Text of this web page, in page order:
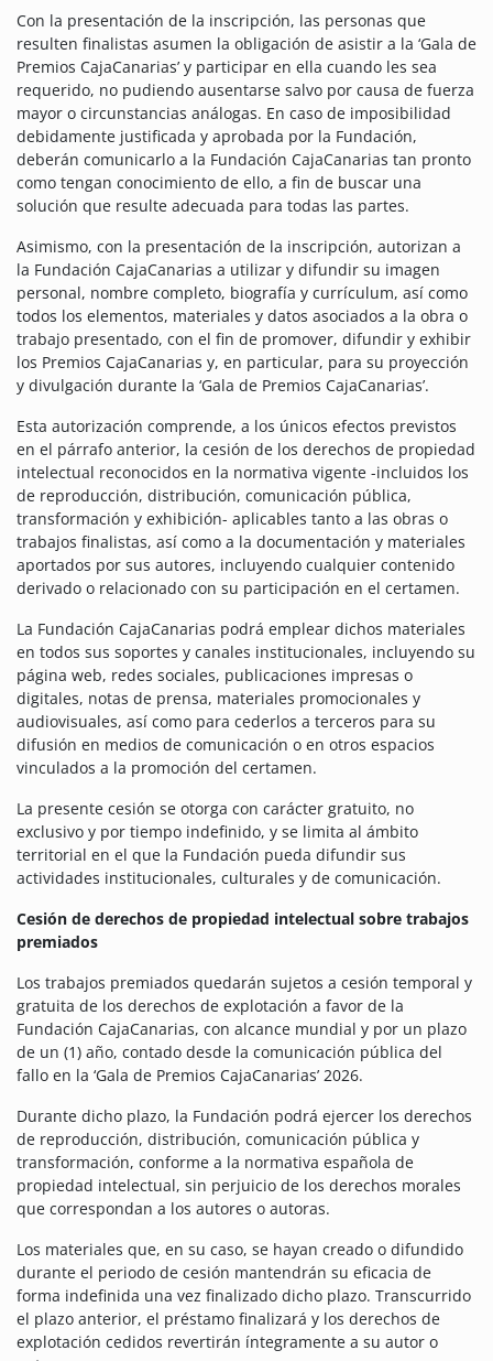
Con la presentación de la inscripción, las personas que
resulten finalistas asumen la obligación de asistir a la ‘Gala de
Premios CajaCanarias’ y participar en ella cuando les sea
requerido, no pudiendo ausentarse salvo por causa de fuerza
mayor o circunstancias análogas. En caso de imposibilidad
debidamente justificada y aprobada por la Fundación,
deberán comunicarlo a la Fundación CajaCanarias tan pronto
como tengan conocimiento de ello, a fin de buscar una
solución que resulte adecuada para todas las partes.
Asimismo, con la presentación de la inscripción, autorizan a
la Fundación CajaCanarias a utilizar y difundir su imagen
personal, nombre completo, biografía y currículum, así como
todos los elementos, materiales y datos asociados a la obra o
trabajo presentado, con el fin de promover, difundir y exhibir
los Premios CajaCanarias y, en particular, para su proyección
y divulgación durante la ‘Gala de Premios CajaCanarias’.
Esta autorización comprende, a los únicos efectos previstos
en el párrafo anterior, la cesión de los derechos de propiedad
intelectual reconocidos en la normativa vigente -incluidos los
de reproducción, distribución, comunicación pública,
transformación y exhibición- aplicables tanto a las obras o
trabajos finalistas, así como a la documentación y materiales
aportados por sus autores, incluyendo cualquier contenido
derivado o relacionado con su participación en el certamen.
La Fundación CajaCanarias podrá emplear dichos materiales
en todos sus soportes y canales institucionales, incluyendo su
página web, redes sociales, publicaciones impresas o
digitales, notas de prensa, materiales promocionales y
audiovisuales, así como para cederlos a terceros para su
difusión en medios de comunicación o en otros espacios
vinculados a la promoción del certamen.
La presente cesión se otorga con carácter gratuito, no
exclusivo y por tiempo indefinido, y se limita al ámbito
territorial en el que la Fundación pueda difundir sus
actividades institucionales, culturales y de comunicación.
Cesión de derechos de propiedad intelectual sobre trabajos
premiados
Los trabajos premiados quedarán sujetos a cesión temporal y
gratuita de los derechos de explotación a favor de la
Fundación CajaCanarias, con alcance mundial y por un plazo
de un (1) año, contado desde la comunicación pública del
fallo en la ‘Gala de Premios CajaCanarias’ 2026.
Durante dicho plazo, la Fundación podrá ejercer los derechos
de reproducción, distribución, comunicación pública y
transformación, conforme a la normativa española de
propiedad intelectual, sin perjuicio de los derechos morales
que correspondan a los autores o autoras.
Los materiales que, en su caso, se hayan creado o difundido
durante el periodo de cesión mantendrán su eficacia de
forma indefinida una vez finalizado dicho plazo. Transcurrido
el plazo anterior, el préstamo finalizará y los derechos de
explotación cedidos revertirán íntegramente a su autor o